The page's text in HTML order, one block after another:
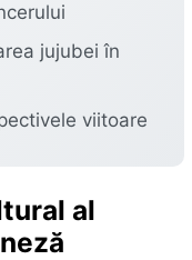
jujubei în
viitoare
al